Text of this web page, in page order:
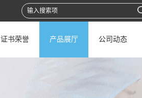
证书荣誉 产品展厅 公司动态